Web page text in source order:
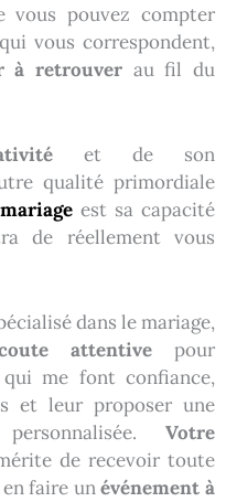
vous pouvez compter
qui vous correspondent,
à retrouver au fil du
et de son
qualité primordiale
est sa capacité
de réellement vous
dans le mariage,
attentive pour
qui me font confiance,
et leur proposer une
Votre
de recevoir toute
en faire unévénement à